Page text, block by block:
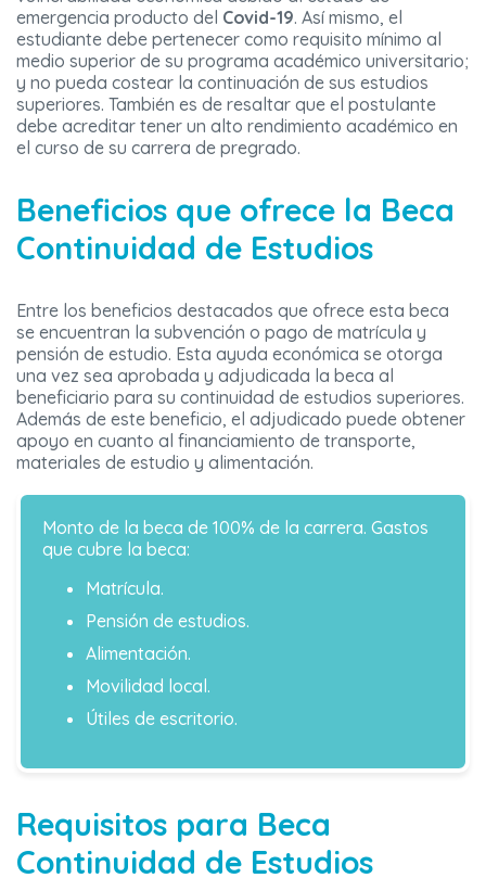
emergencia producto del Covid-19. Así mismo, el
estudiante debe pertenecer como requisito mínimo al
medio superior de su programa académico universitario;
y no pueda costear la continuación de sus estudios
superiores. También es de resaltar que el postulante
debe acreditar tener un alto rendimiento académico en
el curso de su carrera de pregrado.
Beneficios que ofrece la Beca
Continuidad de Estudios
Entre los beneficios destacados que ofrece esta beca
se encuentran la subvención o pago de matrícula y
pensión de estudio. Esta ayuda económica se otorga
una vez sea aprobada y adjudicada la beca al
beneficiario para su continuidad de estudios superiores.
Además de este beneficio, el adjudicado puede obtener
apoyo en cuanto al financiamiento de transporte,
materiales de estudio y alimentación.
Monto de la beca de 100% de la carrera. Gastos
que cubre la beca:
Matrícula.
Pensión de estudios.
Alimentación.
Movilidad local.
Útiles de escritorio.
Requisitos para Beca
Continuidad de Estudios